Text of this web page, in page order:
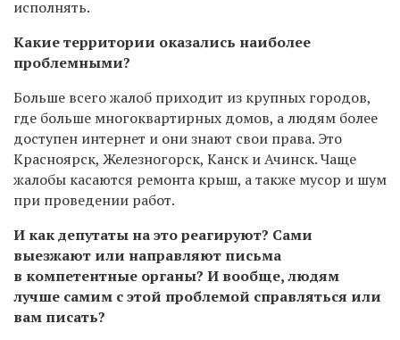
исполнять.
Какие территории оказались наиболее
проблемными?
Больше всего жалоб приходит из крупных городов,
где больше многоквартирных домов, а людям более
доступен интернет и они знают свои права. Это
Красноярск, Железногорск, Канск и Ачинск. Чаще
жалобы касаются ремонта крыш, а также мусор и шум
при проведении работ.
И как депутаты на это реагируют? Сами
выезжают или направляют письма
в компетентные органы? И вообще, людям
лучше самим с этой проблемой справляться или
вам писать?